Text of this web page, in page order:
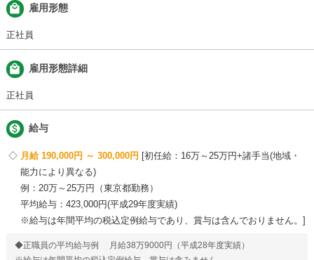
local_mall 雇用形態
正社員
local_mall 雇用形態詳細
正社員
 給与
月給 190,000円 ～ 300,000円 初任給：16万～25万円+諸手当(地域・
能力により異なる)
例：20万～25万円（東京都勤務）
平均給与：423,000円(平成29年度実績)
※給与は年間平均の税込定例給与であり、賞与は含んでおりません。
◆正職員の平均給与例 月給38万9000円（平成28年度実績）